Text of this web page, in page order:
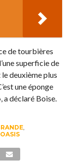
de tourbières
superficie de
deuxième plus
une éponge
a déclaré Boise.
,
OASIS